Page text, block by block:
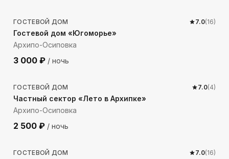
ГОСТЕВОЙ ДОМ 7.0(16)
Гостевой дом «Югоморье»
Архипо-Осиповка
3 000 ₽ / ночь
963м до моря
ГОСТЕВОЙ ДОМ 7.0(4)
Частный сектор «Лето в Архипке»
Архипо-Осиповка
2 500 ₽ / ночь
103м до моря
ГОСТЕВОЙ ДОМ 7.0(16)